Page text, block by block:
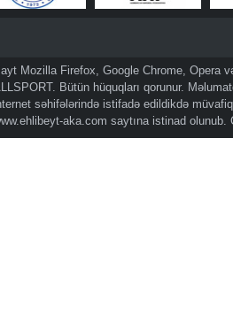
Mozilla Firefox, Google Chrome, Opera
Bütün hüquqları qorunur.
səhifələrində istifadə edildikdə
aka.com saytına istinad olunub.